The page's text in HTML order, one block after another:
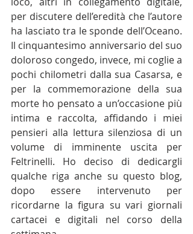
per discutere dell’eredità che l’autore
ha lasciato tra le sponde dell’Oceano.
Il cinquantesimo anniversario del suo
doloroso congedo, invece, mi coglie a
pochi chilometri dalla sua Casarsa, e
per la commemorazione della sua
morte ho pensato a un’occasione più
intima e raccolta, affidando i miei
pensieri alla lettura silenziosa di un
volume di imminente uscita per
Feltrinelli. Ho deciso di dedicargli
qualche riga anche su questo blog,
dopo essere intervenuto per
ricordarne la figura su vari giornali
cartacei e digitali nel corso della